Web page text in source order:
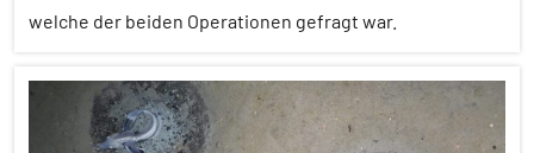
und
anthropogene
Einflüsse
welche der beiden Operationen gefragt war.
Artikel